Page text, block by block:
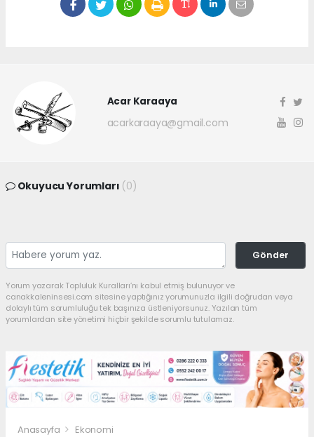
Acar Karaaya
acarkaraaya@gmail.com
Okuyucu Yorumları (0)
Gönder
Yorum yazarak Topluluk Kuralları’nı kabul etmiş bulunuyor ve
canakkaleninsesi.com sitesine yaptığınız yorumunuzla ilgili doğrudan veya
dolaylı tüm sorumluluğu tek başınıza üstleniyorsunuz. Yazılan tüm
yorumlardan site yönetimi hiçbir şekilde sorumlu tutulamaz.
Anasayfa Ekonomi